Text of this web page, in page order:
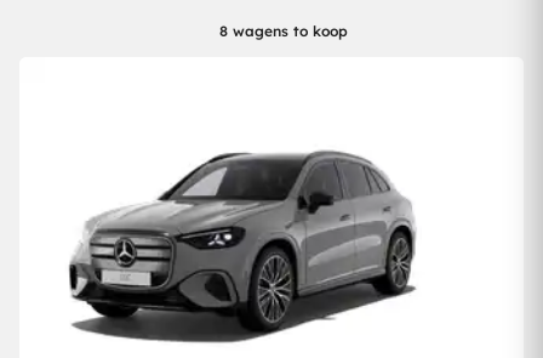
8 wagens to koop